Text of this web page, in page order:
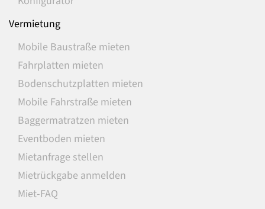
Vermietung
Mobile Baustraße mieten
Fahrplatten mieten
Bodenschutzplatten mieten
Mobile Fahrstraße mieten
Baggermatratzen mieten
Eventboden mieten
Mietanfrage stellen
Mietrückgabe anmelden
Miet-FAQ